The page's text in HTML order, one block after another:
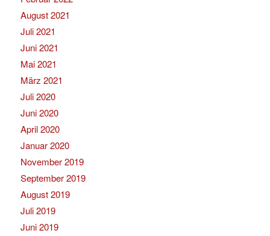
August 2021
Juli 2021
Juni 2021
Mai 2021
März 2021
Juli 2020
Juni 2020
April 2020
Januar 2020
November 2019
September 2019
August 2019
Juli 2019
Juni 2019